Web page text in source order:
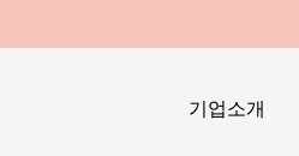
기업소개